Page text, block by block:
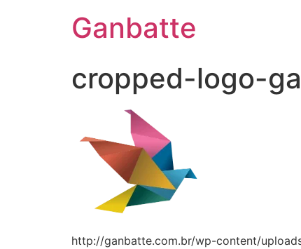
Ganbatte
cropped-logo-
http://ganbatte.com.br/wp-content/